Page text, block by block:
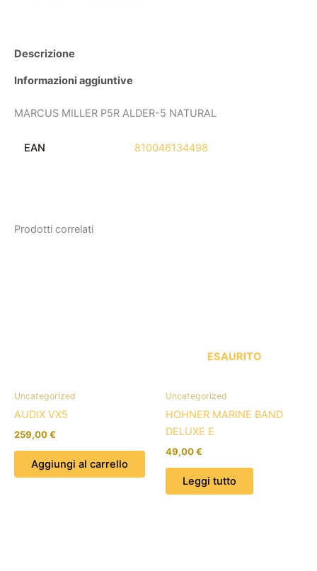
Descrizione
Informazioni aggiuntive
MARCUS MILLER P5R ALDER-5 NATURAL
EAN 810046134498
Prodotti correlati
Uncategorized
AUDIX VX5
259,00€
Aggiungi al carrello
ESAURITO
Uncategorized
HOHNER MARINE BAND
DELUXE E
49,00€
Leggi tutto